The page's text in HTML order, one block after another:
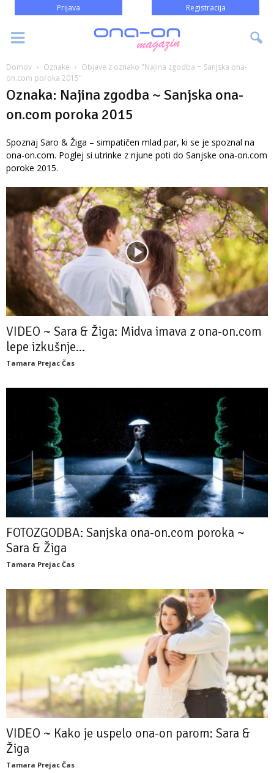
Prijava Registracija
Domov Oznake
Objave z oznako "Najina zgodba ~ Sanjska ona-
on.com poroka 2015"
Oznaka: Najina zgodba ~ Sanjska ona-
on.com poroka 2015
Spoznaj Saro & Žiga – simpatičen mlad par, ki se je spoznal na
ona-on.com. Poglej si utrinke z njune poti do Sanjske ona-on.com
poroke 2015.
VIDEO ~ Sara & Žiga: Midva imava z ona-on.com
lepe izkušnje...
Tamara Prejac Čas
FOTOZGODBA: Sanjska ona-on.com poroka ~
Sara & Žiga
Tamara Prejac Čas
VIDEO ~ Kako je uspelo ona-on parom: Sara &
Žiga
Tamara Prejac Čas